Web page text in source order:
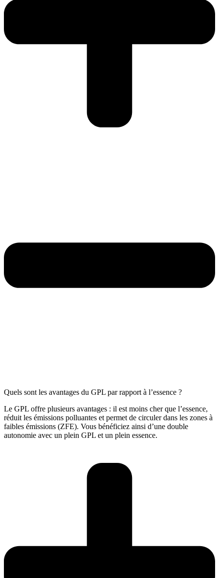
Quels sont les avantages du GPL par rapport à l’essence ?
Le GPL offre plusieurs avantages : il est moins cher que l’essence,
réduit les émissions polluantes et permet de circuler dans les zones à
faibles émissions (ZFE). Vous bénéficiez ainsi d’une double
autonomie avec un plein GPL et un plein essence.